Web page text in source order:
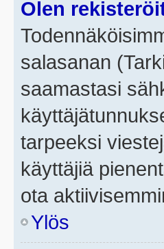
Olen
salasanan
saamastasi
tarpeeksi
käyttäjiä
ota
Ylös